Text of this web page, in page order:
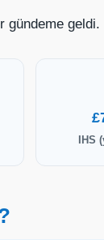
gündeme geldi.
IHS